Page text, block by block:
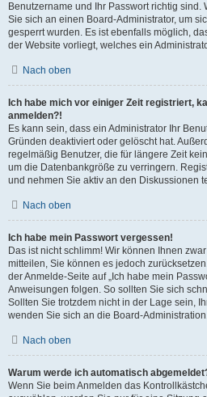
Benutzername und Ihr Passwort richtig sind.
Sie sich an einen Board-Administrator, um
gesperrt wurden. Es ist ebenfalls möglich,
der Website vorliegt, welches ein
Nach oben
Ich habe mich vor einiger Zeit registriert,
anmelden?!
Es kann sein, dass ein Administrator Ihr
Gründen deaktiviert oder gelöscht hat.
regelmäßig Benutzer, die für längere Zeit
um die Datenbankgröße zu verringern.
und nehmen Sie aktiv an den Diskussionen
Nach oben
Ich habe mein Passwort vergessen!
Das ist nicht schlimm! Wir können Ihnen
mitteilen, Sie können es jedoch
der Anmelde-Seite auf „Ich habe mein
Anweisungen folgen. So sollten Sie sich
Sollten Sie trotzdem nicht in der Lage sein,
wenden Sie sich an die Board-
Nach oben
Warum werde ich automatisch
Wenn Sie beim Anmelden das